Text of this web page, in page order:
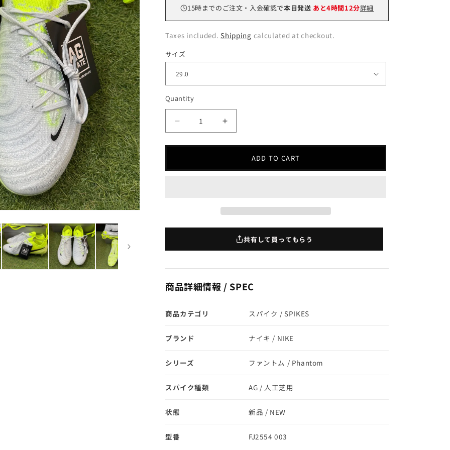
o
n
15時までのご注文・入金確認で本日発送 あと4時間12分詳細
Taxes included.Shipping calculated at checkout.
サイズ
Quantity
Decrease
quantity
for
ァ
II
AG-
FJ2554
003
Increase
quantity
for
ァ
ム
GX
II
ELITE
AG-
FJ2554
003
ADD TO CART
共有して買ってもらう
商品詳細情報 / SPEC
商品カテゴリ スパイク / SPIKES
ブランド ナイキ / NIKE
シリーズ ファントム / Phantom
スパイク種類 AG / 人工芝用
状態 新品 / NEW
型番 FJ2554 003